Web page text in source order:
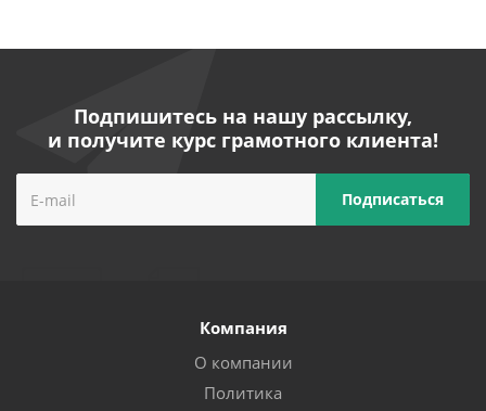
Подпишитесь на нашу рассылку,
и получите курс грамотного клиента!
Компания
О компании
Политика